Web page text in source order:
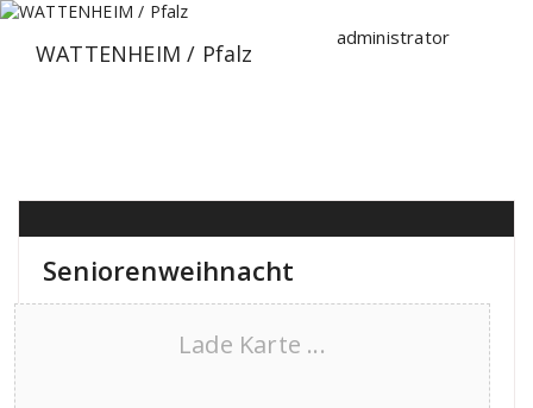
Zum
springenWATTENHEIM / Pfalz
administrator
Seniorenweihnacht
Lade Karte ...